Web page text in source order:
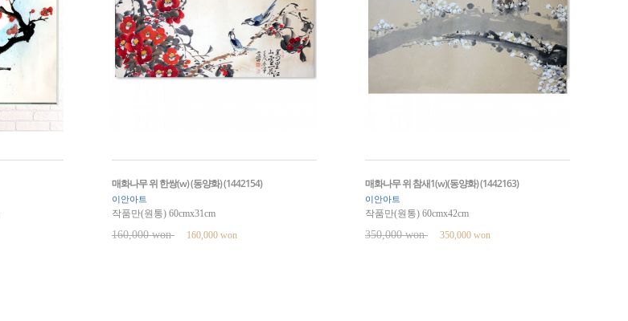
매화나무 위 한쌍(w) (동양화) (1442154)
이안아트
작품만(원통) 60cmx31cm
160,000 won 160,000 won
매화나무 위 참새1(w)(동양화) (1442163)
이안아트
작품만(원통) 60cmx42cm
350,000 won 350,000 won